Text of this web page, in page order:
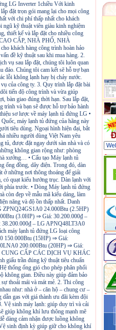
LG Inverter 1chiều Với kinh
đặt trọn gói mang lại cho mọi công
với chi phí thấp nhất cho khách
kỹ thuật viên giàu kinh nghiệm
thiết kế và lắp đặt cho nhiều công
CẤP, NHÀ PHỐ, NHÀ
khách hàng công trình hoàn hảo
đề kỹ thuật sau khi mua hàng. 2.
vụ sau lắp đặt, chúng tôi luôn quan
đáo. Chúng tôi cam kết sẽ hỗ trợ bạn
lỗi không lạnh hay bị chảy nước.
của công ty. 3. Quy trình lắp đặt bài
tiến độ công trình và vừa giúp
bàn giao đúng thời hạn. Sau lắp đặt,
trình và bạn sẽ được hỗ trợ bảo hành
sơ lược về máy lạnh tủ đứng LG •
máy lạnh tủ đứng của hãng này
tiêu dùng. Ngoại hình hiện đại, bắt
nhiều người dùng Việt Nam yêu
tủ, được đặt ngay dưới sàn nhà và có
không gian rộng như: phòng
xưởng… • Cấu tạo Máy lạnh tủ
ống đồng, dây điện. Trong đó, dàn
ở những nơi thông thoáng để giải
có quạt kiểu hướng trục. Dàn lạnh với
phía trước. • Dòng Máy lạnh tủ đứng
còn đẹp về mẫu mã kiểu dáng, làm
năng và độ ồn thấp nhất. Danh
ZPNQ24GS1A0 24.000Btu (2.5HP)
(3.0HP) ⇒ Giá: 30.200.000₫ –
– LG APNQ48LT3A0
máy lạnh tủ đứng LG loại công
150.000Btu (15HP) ⇒ Giá:
200.000Btu (20HP) ⇒ Giá:
CUNG CẤP CÁC DỊCH VỤ KHÁC
giấu trần đúng kỹ thuật tiêu chuẩn
thống ống gió cho phép phân phối
không gian. Điều này giúp đảm bảo
thoải mái và mát mẻ. 2. Thi công
như: nhà ở – căn hộ – chung cư –
gas với giá thành ưu đãi kèm đội
Vệ sinh máy lạnh: giúp duy trì và cải
giúp không khí lưu thông mạnh mẽ
dàng cảm nhận được luồng không
sinh định kỳ giúp giữ cho không khí